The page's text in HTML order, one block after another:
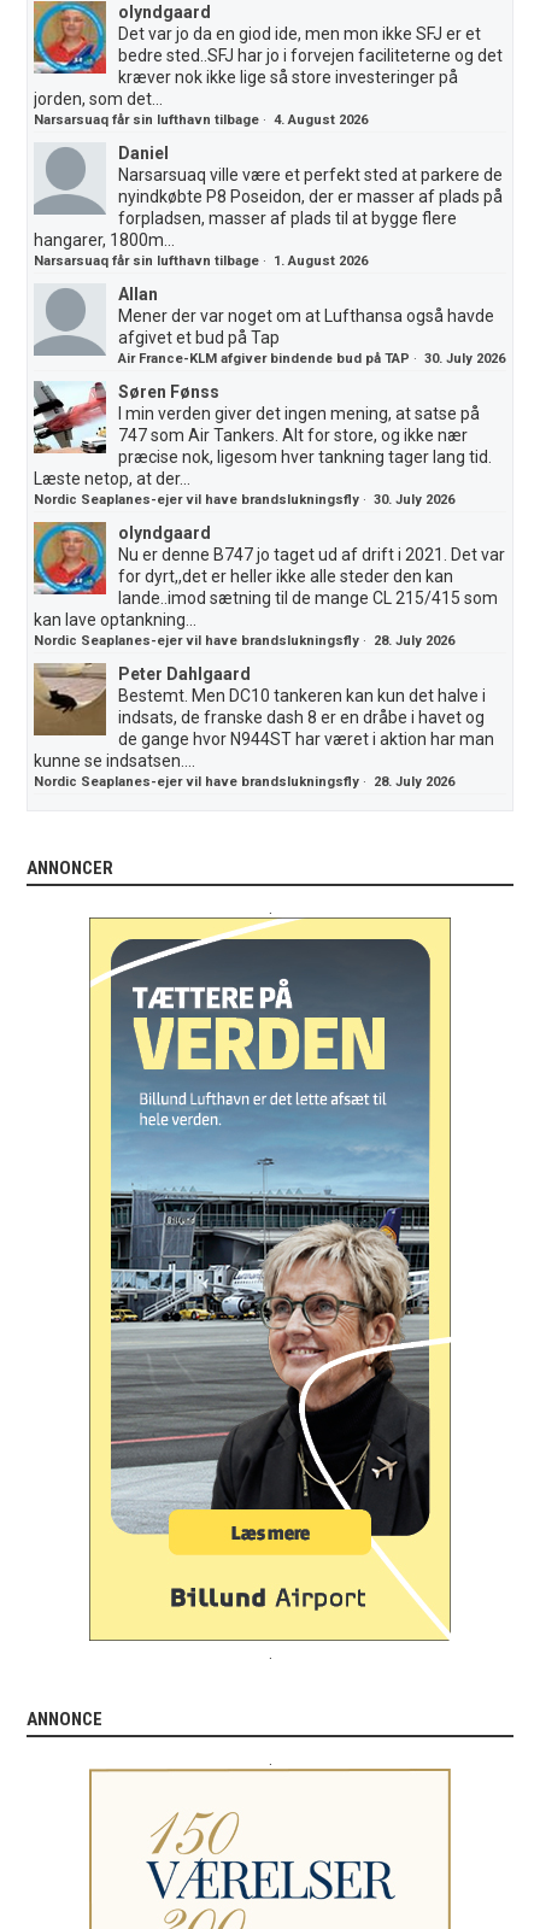
olyndgaard
Det var jo da en giod ide, men mon ikke SFJ er et
bedre sted..SFJ har jo i forvejen faciliteterne og det
kræver nok ikke lige så store investeringer på
jorden, som det...
Narsarsuaq får sin lufthavn tilbage ·4. August 2026
Daniel
Narsarsuaq ville være et perfekt sted at parkere de
nyindkøbte P8 Poseidon, der er masser af plads på
forpladsen, masser af plads til at bygge flere
hangarer, 1800m...
Narsarsuaq får sin lufthavn tilbage · 1. August 2026
Allan
Mener der var noget om at Lufthansa også havde
afgivet et bud på Tap
Air France-KLM afgiver bindende bud på TAP ·30. July 2026
Søren Fønss
I min verden giver det ingen mening, at satse på
747 som Air Tankers. Alt for store, og ikke nær
præcise nok, ligesom hver tankning tager lang tid.
Læste netop, at der...
Nordic Seaplanes-ejer vil have brandslukningsfly ·30. July 2026
olyndgaard
Nu er denne B747 jo taget ud af drift i 2021. Det var
for dyrt,,det er heller ikke alle steder den kan
lande..imod sætning til de mange CL 215/415 som
kan lave optankning...
Nordic Seaplanes-ejer vil have brandslukningsfly · 28. July 2026
Peter Dahlgaard
Bestemt. Men DC10 tankeren kan kun det halve i
indsats, de franske dash 8 er en dråbe i havet og
de gange hvor N944ST har været i aktion har man
kunne se indsatsen....
Nordic Seaplanes-ejer vil have brandslukningsfly · 28. July 2026
ANNONCER
ANNONCE